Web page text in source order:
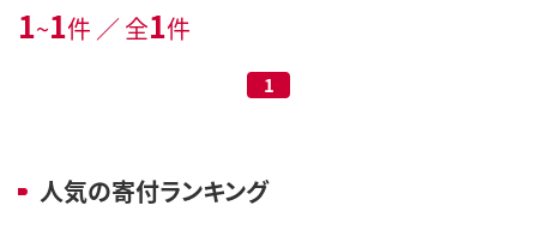
1~1件 ／ 全1件
1
人気の寄付ランキング